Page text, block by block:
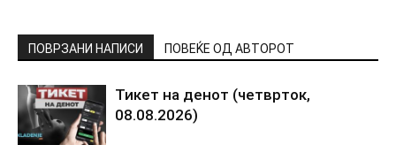
ПОВРЗАНИ НАПИСИ ПОВЕЌЕ ОД АВТОРОТ
Тикет на денот (четврток,
08.08.2026)